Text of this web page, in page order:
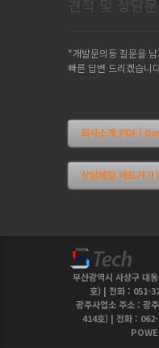
견적 및 상담
*개발문의등 질문을
빠른 답변 드리겠습니
회사소개 PDF |
상담메일 바로가
부산광역시 사상구 대
호) | 전화 : 051-
광주사업소 주소 : 광
414호) | 전화 :